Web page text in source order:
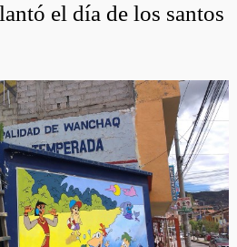
el día de los santos